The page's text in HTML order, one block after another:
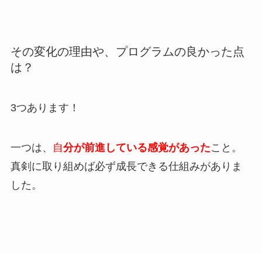
その変化の理由や、プログラムの良かった点
は？
3つあります！
一つは、 自分が前進している感覚があったこと。
真剣に取り組めば必ず成長できる仕組みがありま
した。